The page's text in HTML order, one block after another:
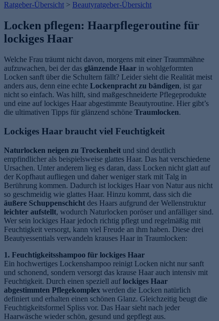
Ratgeber-Übersicht > Beautyratgeber-Übersicht
Locken pflegen: Haarpflegeroutine für
lockiges Haar
Welche Frau träumt nicht davon, morgens mit einer Traummähne
aufzuwachen, bei der das glänzende Haar in wohlgeformten
Locken sanft über die Schultern fällt? Leider sieht die Realität meist
anders aus, denn eine echte Lockenpracht zu bändigen, ist gar
nicht so einfach. Was hilft, sind maßgeschneiderte Pflegeprodukte
und eine auf lockiges Haar abgestimmte Beautyroutine. Hier gibt’s
die ultimativen Tipps für glänzend schöne Traumlocken.
Lockiges Haar braucht viel Feuchtigkeit
Naturlocken neigen zu Trockenheit und sind deutlich
empfindlicher als beispielsweise glattes Haar. Das hat verschiedene
Ursachen. Unter anderem lieg es daran, dass Locken nicht glatt auf
der Kopfhaut aufliegen und daher weniger stark mit Talg in
Berührung kommen. Dadurch ist lockiges Haar von Natur aus nicht
so geschmeidig wie glattes Haar. Hinzu kommt, dass sich die
äußere Schuppenschicht des Haars aufgrund der Wellenstruktur
leichter aufstellt, wodurch Naturlocken poröser und anfälliger sind.
Wer sein lockiges Haar jedoch richtig pflegt und regelmäßig mit
Feuchtigkeit versorgt, kann viel Freude an ihm haben. Diese drei
Beautyessentials verwandeln krauses Haar in Traumlocken:
1. Feuchtigkeitsshampoo für lockiges Haar
Ein hochwertiges Lockenshampoo reinigt Locken nicht nur sanft
und schonend, sondern versorgt das krause Haar auch intensiv mit
Feuchtigkeit. Durch einen speziell auf lockiges Haar
abgestimmten Pflegekomplex werden die Locken natürlich
definiert und erhalten einen schönen Glanz. Gleichzeitig beugt die
Feuchtigkeitsformel Spliss vor. Das Haar sieht nach jeder
Haarwäsche wieder schön, gesund und gepflegt aus.